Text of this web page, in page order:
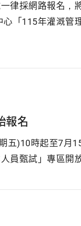
律採網路報名，
「115年灌溉管
報名
五)10時起至7月
員甄試」專區